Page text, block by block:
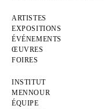
ARTISTES
EXPOSITIONS
ÉVÉNEMENTS
ŒUVRES
FOIRES
INSTITUT
MENNOUR
ÉQUIPE